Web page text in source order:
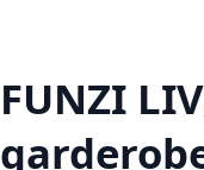
FUNZI